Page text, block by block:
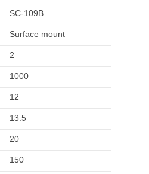
SC-109B
Surface mount
2
1000
12
13.5
20
150